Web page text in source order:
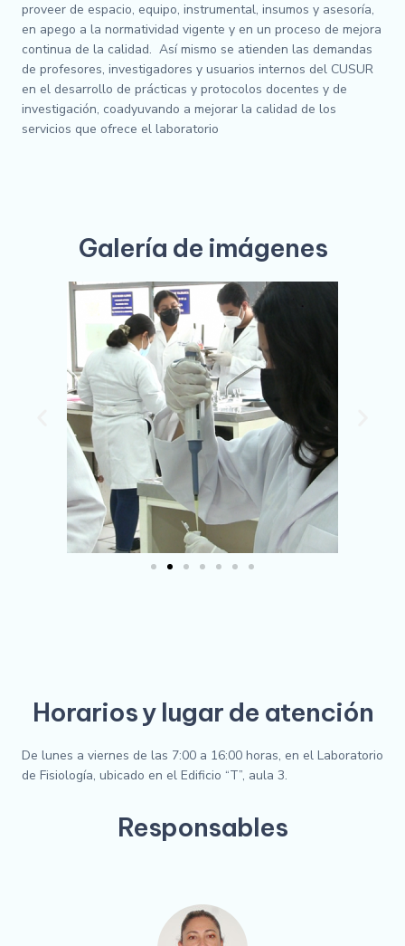
proveer de espacio, equipo, instrumental, insumos y asesoría,
en apego a la normatividad vigente y en un proceso de mejora
continua de la calidad. Así mismo se atienden las demandas
de profesores, investigadores y usuarios internos del CUSUR
en el desarrollo de prácticas y protocolos docentes y de
investigación, coadyuvando a mejorar la calidad de los
servicios que ofrece el laboratorio
Galería de imágenes
Horarios y lugar de atención
De lunes a viernes de las 7:00 a 16:00 horas, en el Laboratorio
de Fisiología, ubicado en el Edificio “T”, aula 3.
Responsables